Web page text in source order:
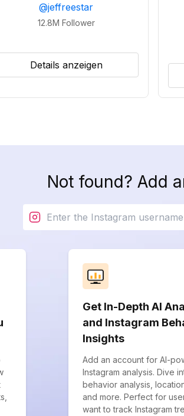
@jeffreestar
12.8M Follower
Details anzeigen
Not found? Add
Get In-Depth AI
and Instagram
Insights
Add an account for AI-
Instagram analysis. Dive
behavior analysis,
and more. Perfect for
want to track Instagram